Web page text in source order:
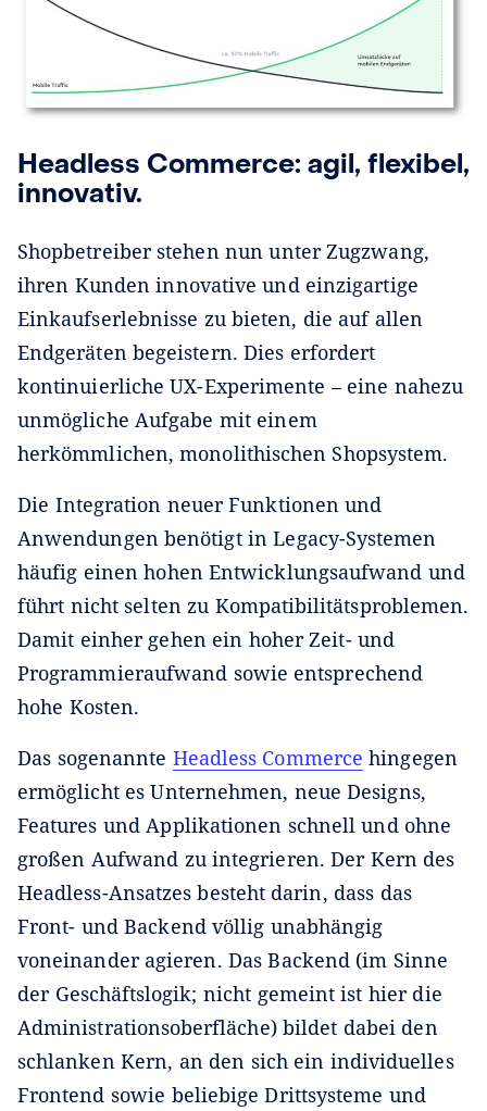
Headless Commerce: agil, flexibel,
innovativ.
Shopbetreiber stehen nun unter Zugzwang,
ihren Kunden innovative und einzigartige
Einkaufserlebnisse zu bieten, die auf allen
Endgeräten begeistern. Dies erfordert
kontinuierliche UX-Experimente – eine nahezu
unmögliche Aufgabe mit einem
herkömmlichen, monolithischen Shopsystem.
Die Integration neuer Funktionen und
Anwendungen benötigt in Legacy-Systemen
häufig einen hohen Entwicklungsaufwand und
führt nicht selten zu Kompatibilitätsproblemen.
Damit einher gehen ein hoher Zeit- und
Programmieraufwand sowie entsprechend
hohe Kosten.
Das sogenannte Headless Commerce hingegen
ermöglicht es Unternehmen, neue Designs,
Features und Applikationen schnell und ohne
großen Aufwand zu integrieren. Der Kern des
Headless-Ansatzes besteht darin, dass das
Front- und Backend völlig unabhängig
voneinander agieren. Das Backend (im Sinne
der Geschäftslogik; nicht gemeint ist hier die
Administrationsoberfläche) bildet dabei den
schlanken Kern, an den sich ein individuelles
Frontend sowie beliebige Drittsysteme und